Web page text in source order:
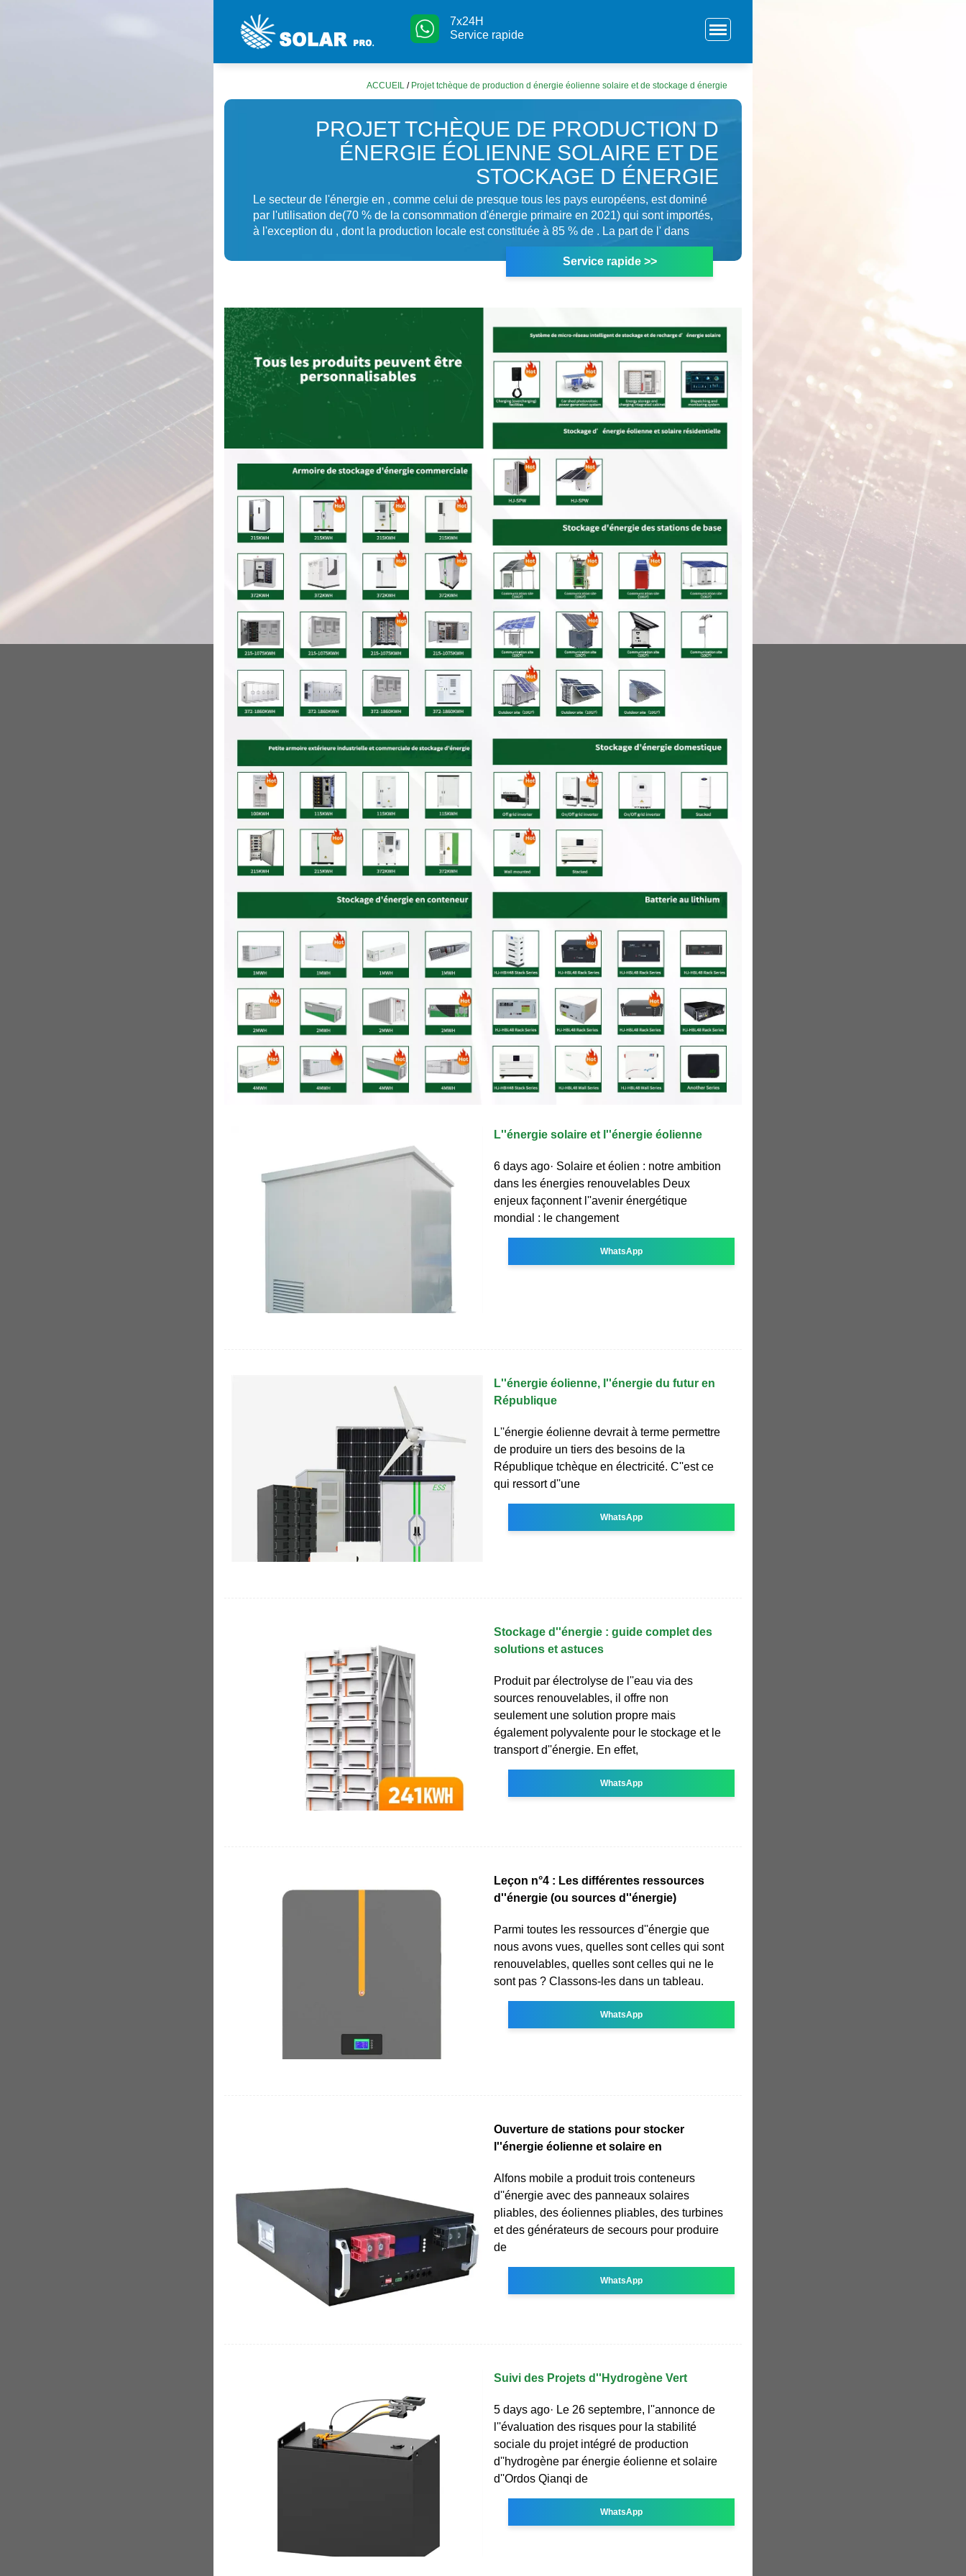
7x24H
Service rapide
ACCUEIL / Projet tchèque de production d énergie éolienne solaire et de stockage d énergie
PROJET TCHÈQUE DE PRODUCTION D
ÉNERGIE ÉOLIENNE SOLAIRE ET DE
STOCKAGE D ÉNERGIE
Le secteur de l'énergie en , comme celui de presque tous les pays européens, est dominé
par l'utilisation de(70 % de la consommation d'énergie primaire en 2021) qui sont importés,
à l'exception du , dont la production locale est constituée à 85 % de . La part de l' dans
Service rapide >>
L''énergie solaire et l''énergie éolienne
6 days ago· Solaire et éolien : notre ambition
dans les énergies renouvelables Deux
enjeux façonnent l''avenir énergétique
mondial : le changement
WhatsApp
L''énergie éolienne, l''énergie du futur en
République
L''énergie éolienne devrait à terme permettre
de produire un tiers des besoins de la
République tchèque en électricité. C''est ce
qui ressort d''une
WhatsApp
Stockage d''énergie : guide complet des
solutions et astuces
Produit par électrolyse de l''eau via des
sources renouvelables, il offre non
seulement une solution propre mais
également polyvalente pour le stockage et le
transport d''énergie. En effet,
WhatsApp
Leçon n°4 : Les différentes ressources
d''énergie (ou sources d''énergie)
Parmi toutes les ressources d''énergie que
nous avons vues, quelles sont celles qui sont
renouvelables, quelles sont celles qui ne le
sont pas ? Classons-les dans un tableau.
WhatsApp
Ouverture de stations pour stocker
l''énergie éolienne et solaire en
Alfons mobile a produit trois conteneurs
d''énergie avec des panneaux solaires
pliables, des éoliennes pliables, des turbines
et des générateurs de secours pour produire
de
WhatsApp
Suivi des Projets d''Hydrogène Vert
5 days ago· Le 26 septembre, l''annonce de
l''évaluation des risques pour la stabilité
sociale du projet intégré de production
d''hydrogène par énergie éolienne et solaire
d''Ordos Qianqi de
WhatsApp